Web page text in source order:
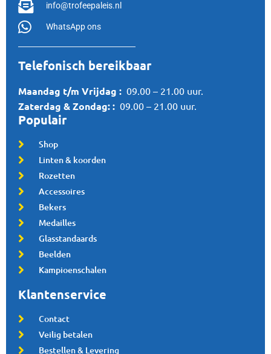
info@trofeepaleis.nl
WhatsApp ons
Telefonisch bereikbaar
Maandag t/m Vrijdag : 09.00 – 21.00 uur.
Zaterdag &Zondag:: 09.00 – 21.00 uur.
Populair
Shop
Linten & koorden
Rozetten
Accessoires
Bekers
Medailles
Glasstandaards
Beelden
Kampioenschalen
Klantenservice
Contact
Veilig betalen
Bestellen & Levering